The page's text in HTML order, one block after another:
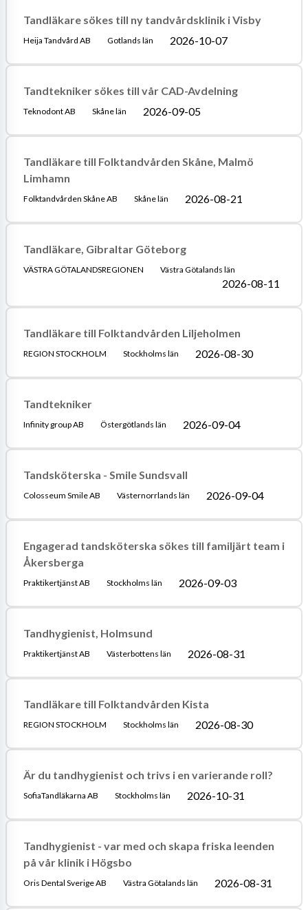
Tandläkare sökes till ny tandvårdsklinik i Visby
Heija Tandvård AB Gotlands län 2026-10-07
Tandtekniker sökes till vår CAD-Avdelning
Teknodont AB Skåne län 2026-09-05
Tandläkare till Folktandvården Skåne, Malmö
Limhamn
Folktandvården Skåne AB Skåne län 2026-08-21
Tandläkare, Gibraltar Göteborg
VÄSTRA GÖTALANDSREGIONEN Västra Götalands län
2026-08-11
Tandläkare till Folktandvården Liljeholmen
REGION STOCKHOLM Stockholms län 2026-08-30
Tandtekniker
Infinity group AB Östergötlands län 2026-09-04
Tandsköterska - Smile Sundsvall
Colosseum Smile AB Västernorrlands län 2026-09-04
Engagerad tandsköterska sökes till familjärt team i
Åkersberga
Praktikertjänst AB Stockholms län 2026-09-03
Tandhygienist, Holmsund
Praktikertjänst AB Västerbottens län 2026-08-31
Tandläkare till Folktandvården Kista
REGION STOCKHOLM Stockholms län 2026-08-30
Är du tandhygienist och trivs i en varierande roll?
SofiaTandläkarna AB Stockholms län 2026-10-31
Tandhygienist - var med och skapa friska leenden
på vår klinik i Högsbo
Oris Dental Sverige AB Västra Götalands län 2026-08-31